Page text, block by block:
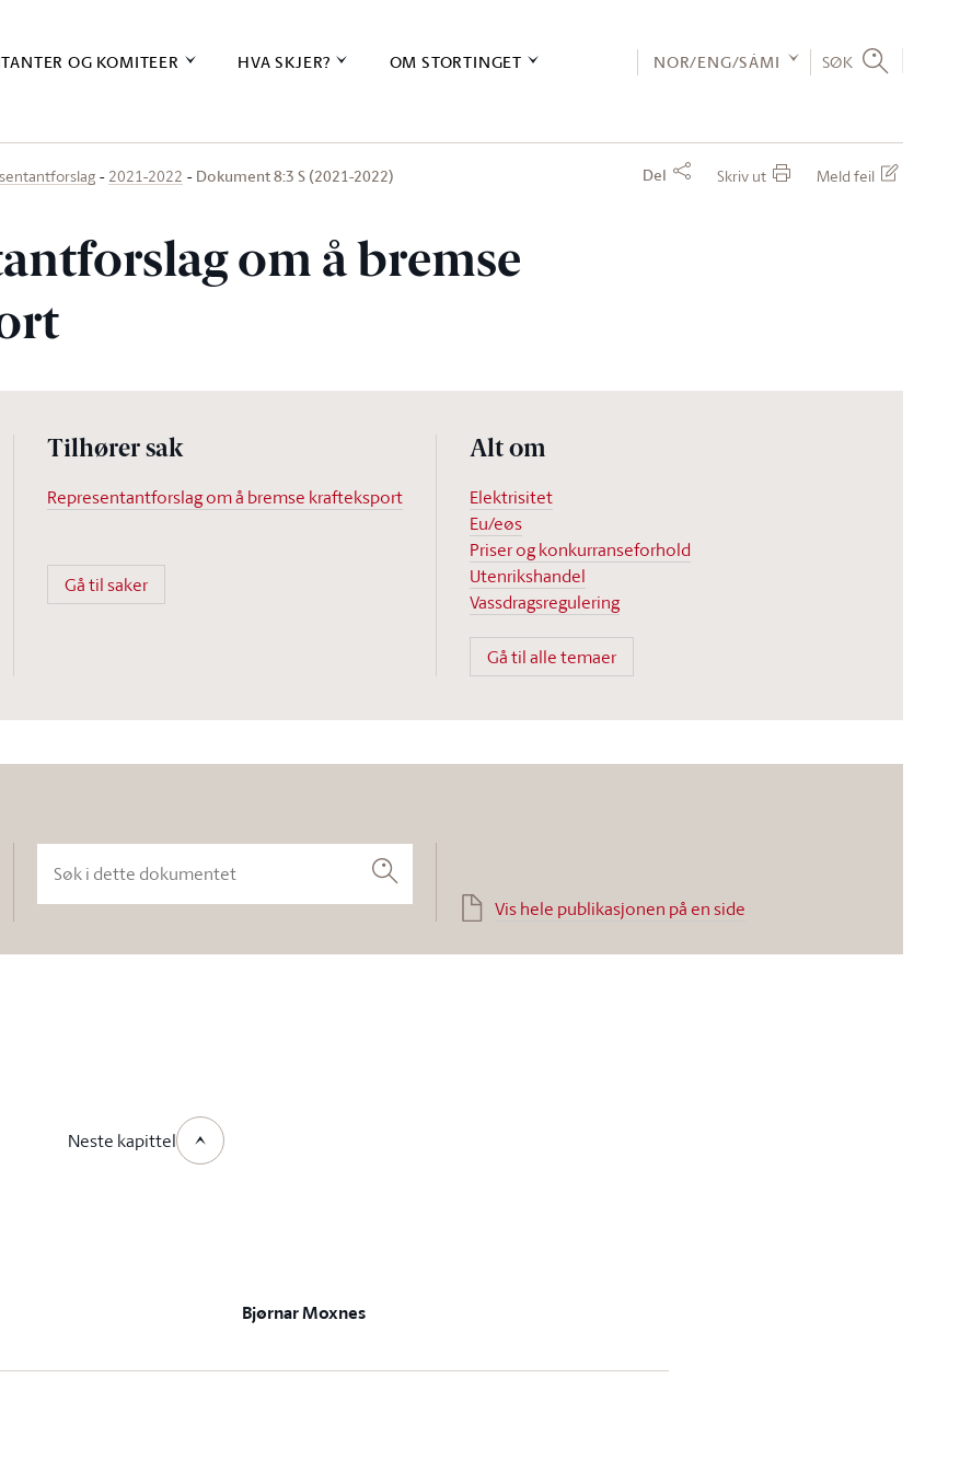
OG KOMITEER HVA SKJER? OM STORTINGET NOR/ENG/SÁMI SØK
2021-2022 Dokument 8:3 S (2021-2022) Del Skriv ut Meld feil
om å bremse
Tilhører sak
Representantforslag om å bremse krafteksport
Gå til saker
Alt om
Elektrisitet
Eu/eøs
Priser og konkurranseforhold
Utenrikshandel
Vassdragsregulering
Gå til alle temaer
Søk
Vis hele publikasjonen på en side
Neste kapittel
Bjørnar Moxnes